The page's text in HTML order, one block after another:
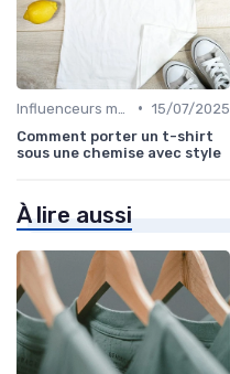
• 15/07/2025
Comment porter un t-shirt
sous une chemise avec style
À lire aussi